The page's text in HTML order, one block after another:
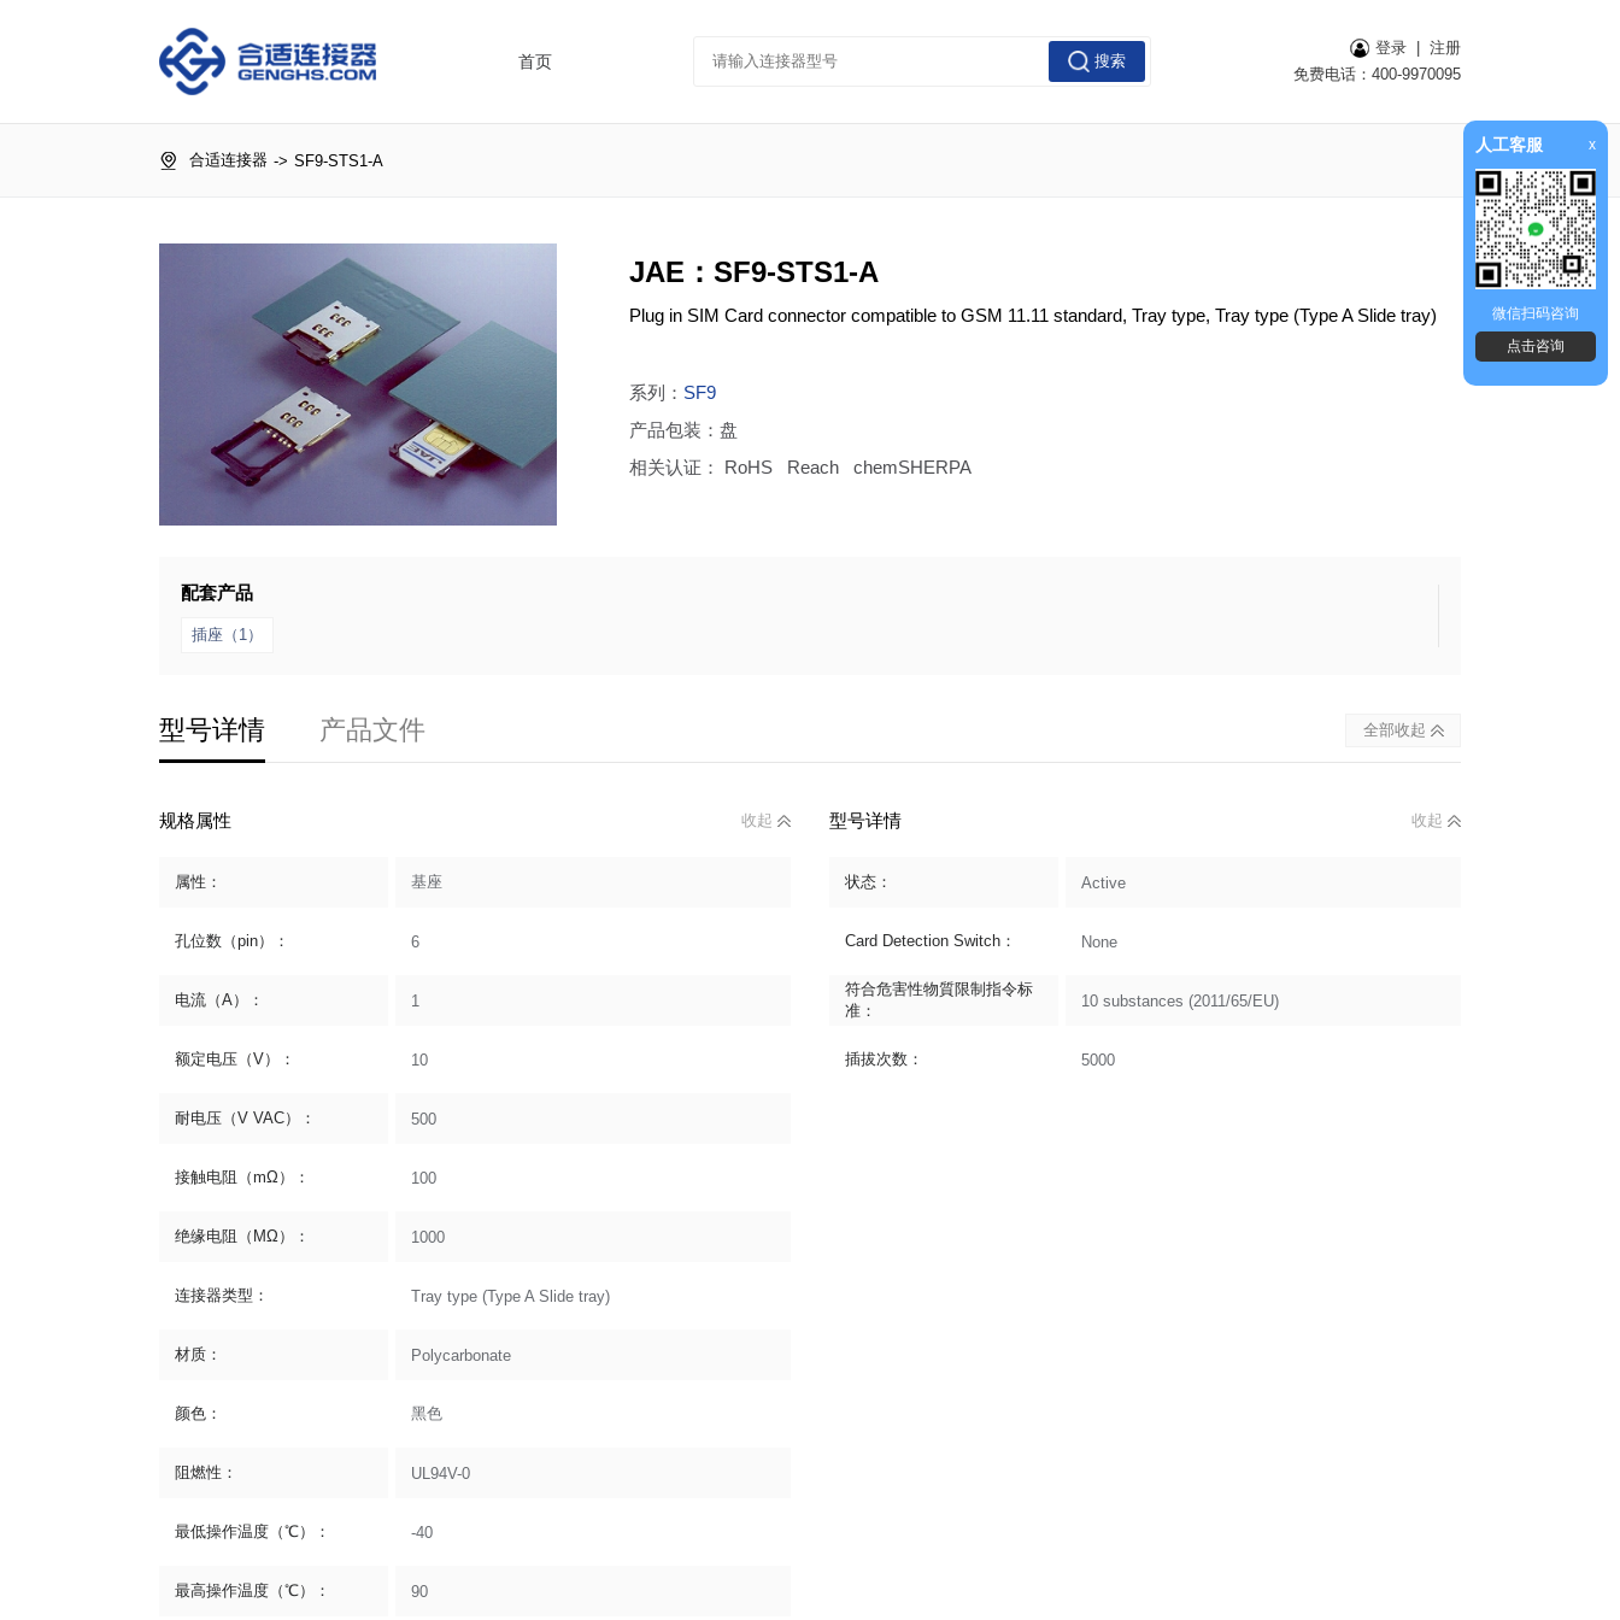
人工客服 x
微信扫码咨询
点击咨询
首页 搜索
登录| 注册
免费电话：400-9970095
合适连接器 -> SF9-STS1-A
JAE：SF9-STS1-A
Plug in SIM Card connector compatible to GSM 11.11 standard, Tray type, Tray type (Type A Slide tray)
系列： SF9
产品包装：盘
相关认证： RoHS Reach chemSHERPA
配套产品
插座（1）
型号详情 产品文件 全部收起
规格属性 收起
属性： 基座
孔位数（pin）： 6
电流（A）： 1
额定电压（V）： 10
耐电压（V VAC）： 500
接触电阻（mΩ）： 100
绝缘电阻（MΩ）： 1000
连接器类型： Tray type (Type A Slide tray)
材质： Polycarbonate
颜色： 黑色
阻燃性： UL94V-0
最低操作温度（℃）： -40
最高操作温度（℃）： 90
型号详情 收起
状态： Active
Card Detection Switch： None
符合危害性物質限制指令标
准：
10 substances (2011/65/EU)
插拔次数： 5000